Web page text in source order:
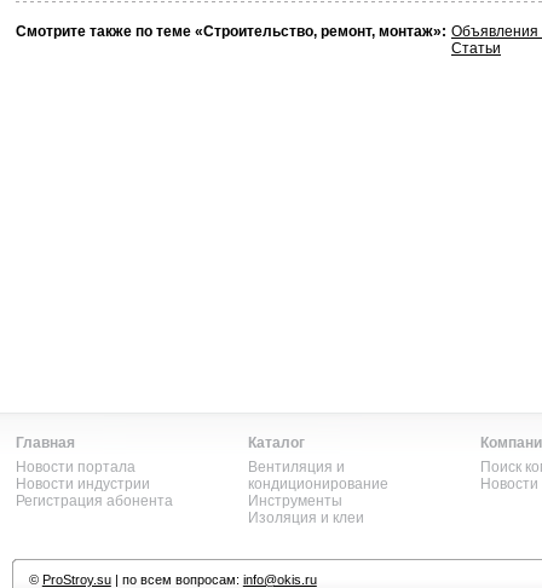
Смотрите также по теме «Строительство, ремонт, монтаж»: Объявления
Статьи
Главная
Новости портала
Новости индустрии
Регистрация абонента
Каталог
Вентиляция и
кондиционирование
Инструменты
Изоляция и клеи
Поиск
© ProStroy.su| по всем вопросам: info@okis.ru